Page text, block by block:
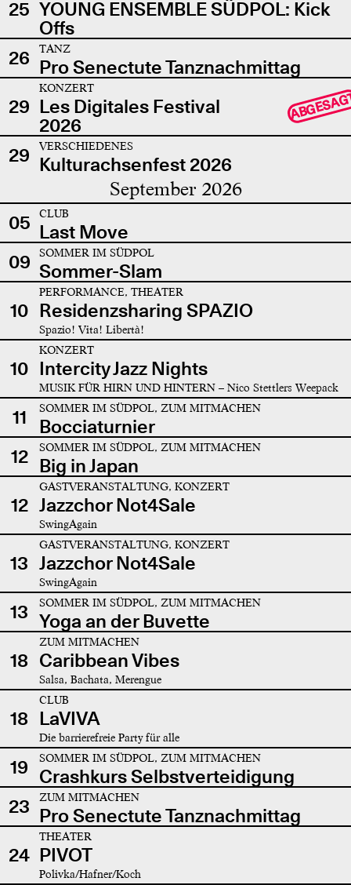
25 YOUNG ENSEMBLE SÜDPOL: Kick
Offs
26
TANZ
Pro Senectute Tanznachmittag
29
KONZERT
Les Digitales Festival
2026
29 VERSCHIEDENES
Kulturachsenfest 2026
September 2026
05 CLUB
Last Move
09
SOMMER IM SÜDPOL
Sommer-Slam
10
PERFORMANCE, THEATER
Residenzsharing SPAZIO
Spazio! Vita! Libertà!
10
KONZERT
Intercity Jazz Nights
MUSIK FÜR HIRN UND HINTERN – Nico Stettlers Weepack
11 SOMMER IM SÜDPOL, ZUM MITMACHEN
Bocciaturnier
12
SOMMER IM SÜDPOL, ZUM MITMACHEN
Big in Japan
12
GASTVERANSTALTUNG, KONZERT
Jazzchor Not4Sale
SwingAgain
13
GASTVERANSTALTUNG, KONZERT
Jazzchor Not4Sale
SwingAgain
13 SOMMER IM SÜDPOL, ZUM MITMACHEN
Yoga an der Buvette
18
ZUM MITMACHEN
Caribbean Vibes
Salsa, Bachata, Merengue
18
CLUB
LaVIVA
Die barrierefreie Party für alle
19 SOMMER IM SÜDPOL, ZUM MITMACHEN
Crashkurs Selbstverteidigung
23
ZUM MITMACHEN
Pro Senectute Tanznachmittag
24
THEATER
PIVOT
Polivka/Hafner/Koch